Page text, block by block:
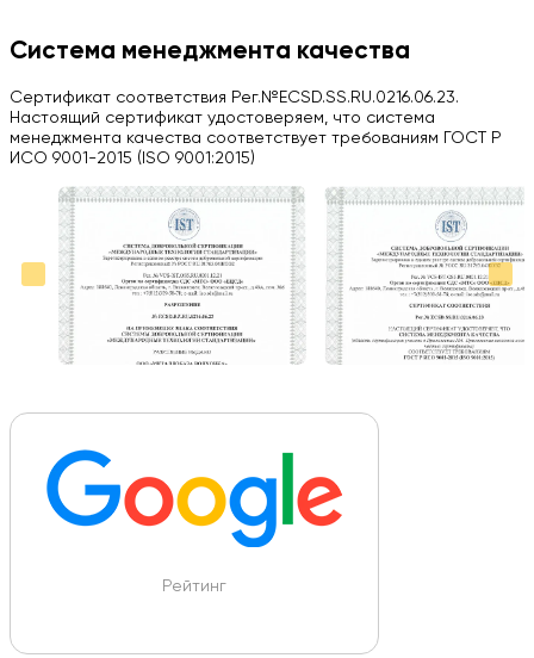
H
03.09.2024
Вся работа выполнена в срок. Всем рекомендую
Больше отзывов на Google Maps
Система менеджмента качества
Сертификат соответствия Рег.№ECSD.SS.RU.0216.06.23.
Настоящий сертификат удостоверяем, что система
менеджмента качества соответствует требованиям ГОСТ Р
ИСО 9001-2015 (ISO 9001:2015)
Рейтинг